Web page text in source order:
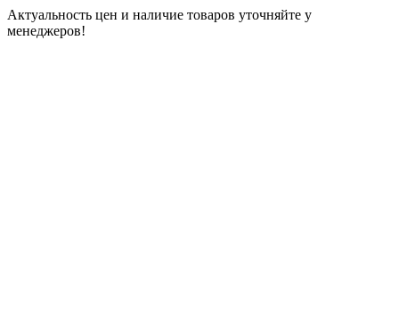
Актуальность цен и наличие товаров уточняйте у
менеджеров!